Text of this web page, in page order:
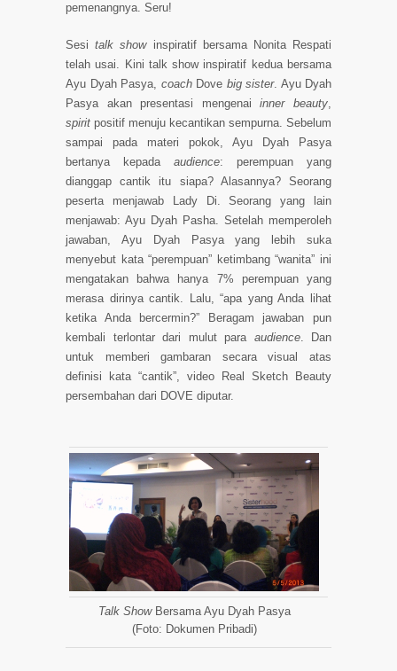
pemenangnya. Seru!
Sesitalk showinspiratif bersama Nonita Respati
telah usai. Kini talk show inspiratif kedua bersama
Ayu Dyah Pasya, coach Dove big sister. Ayu Dyah
Pasya akanpresentasi mengenaiinner beauty,
spirit positif menuju kecantikan sempurna. Sebelum
sampai pada materi pokok, Ayu Dyah Pasya
bertanya kepada audience: perempuan yang
dianggap cantik itu siapa? Alasannya? Seorang
peserta menjawab Lady Di. Seorang yang lain
menjawab: Ayu Dyah Pasha. Setelah memperoleh
jawaban, Ayu Dyah Pasyayang lebih suka
menyebut kata “perempuan” ketimbang “wanita” ini
mengatakan bahwa hanya 7% perempuan yang
merasa dirinya cantik. Lalu, “apa yang Anda lihat
ketika Anda bercermin?” Beragam jawaban pun
kembali terlontar dari mulut para audience. Dan
untuk memberi gambaran secara visual atas
definisi kata “cantik”, video Real Sketch Beauty
persembahan dari DOVE diputar.
Talk Show Bersama Ayu Dyah Pasya
(Foto: Dokumen Pribadi)